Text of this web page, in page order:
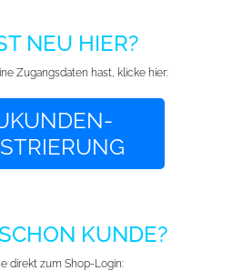
NEU HIER?
Zugangsdaten hast, klicke hier:
KUNDE?
direkt zum Shop-Login: